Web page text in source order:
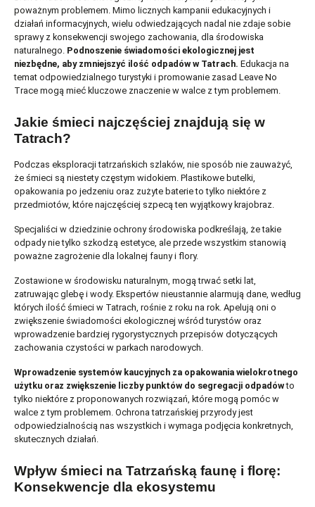
poważnym problemem. Mimo licznych kampanii edukacyjnych i
działań informacyjnych, wielu odwiedzających nadal nie zdaje sobie
sprawy z konsekwencji swojego zachowania, dla środowiska
naturalnego. Podnoszenie świadomości ekologicznej jest
niezbędne, aby zmniejszyć ilość odpadów w Tatrach. Edukacja na
temat odpowiedzialnego turystyki i promowanie zasad Leave No
Trace mogą mieć kluczowe znaczenie w walce z tym problemem.
Jakie śmieci najczęściej znajdują się w
Tatrach?
Podczas eksploracji tatrzańskich szlaków, nie sposób nie zauważyć,
że śmieci są niestety częstym widokiem. Plastikowe butelki,
opakowania po jedzeniu oraz zużyte baterie to tylko niektóre z
przedmiotów, które najczęściej szpecą ten wyjątkowy krajobraz.
Specjaliści w dziedzinie ochrony środowiska podkreślają, że takie
odpady nie tylko szkodzą estetyce, ale przede wszystkim stanowią
poważne zagrożenie dla lokalnej fauny i flory.
Zostawione w środowisku naturalnym, mogą trwać setki lat,
zatruwając glebę i wody. Ekspertów nieustannie alarmują dane, według
których ilość śmieci w Tatrach, rośnie z roku na rok. Apelują oni o
zwiększenie świadomości ekologicznej wśród turystów oraz
wprowadzenie bardziej rygorystycznych przepisów dotyczących
zachowania czystości w parkach narodowych.
Wprowadzenie systemów kaucyjnych za opakowania wielokrotnego
użytku oraz zwiększenie liczby punktów do segregacji odpadówto
tylko niektóre z proponowanych rozwiązań, które mogą pomóc w
walce z tym problemem. Ochrona tatrzańskiej przyrody jest
odpowiedzialnością nas wszystkich i wymaga podjęcia konkretnych,
skutecznych działań.
Wpływ śmieci na Tatrzańską faunę i florę:
Konsekwencje dla ekosystemu